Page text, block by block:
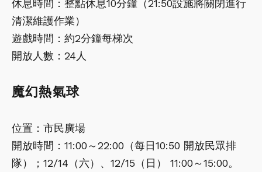
休息時間：整點休息10分鐘（21:50設施將關閉進行
清潔維護作業）
遊戲時間：約2分鐘每梯次
開放人數：24人
魔幻熱氣球
位置：市民廣場
開放時間：11:00～22:00（每日10:50 開放民眾排
隊）；12/14（六）、12/15（日） 11:00～15:00。